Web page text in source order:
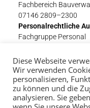
Fachbereich
07146 2809–2300
Personalrechtliche
Fachgruppe Personal
Bewerbungsschluss
Diese Webseite
Wir verwenden
personalisieren,
zu können und die
analysieren. Sie